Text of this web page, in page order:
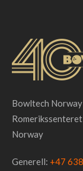
Bowltech Norway
Norway
Generell: +47